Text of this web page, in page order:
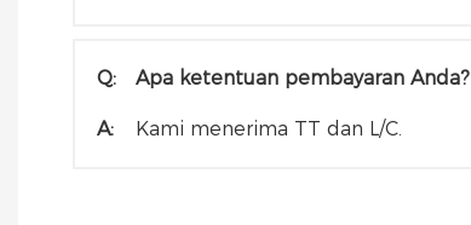
Q: Apa ketentuan pembayaran Anda?
A: Kami menerima TT dan L/C.